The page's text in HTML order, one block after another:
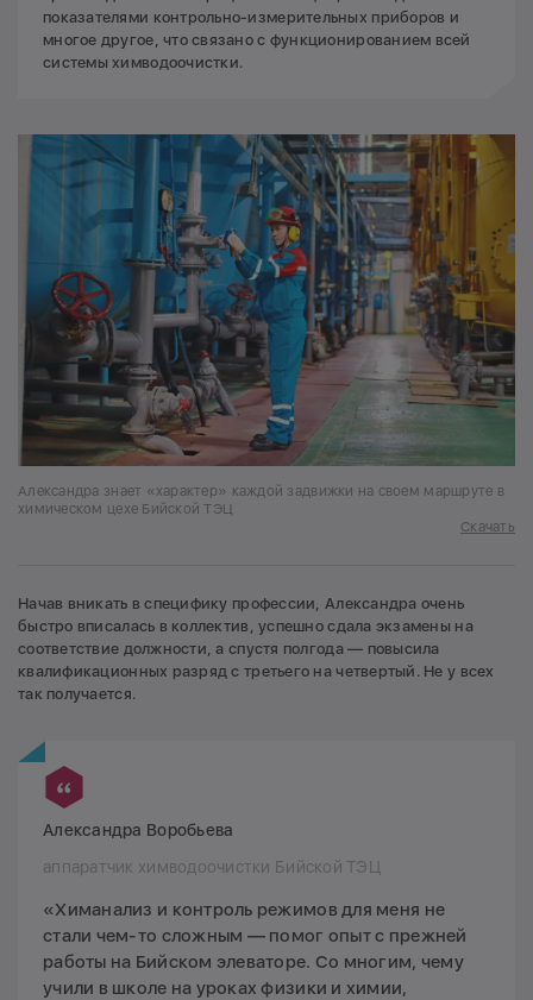
показателями контрольно-измерительных приборов и
многое другое, что связано с функционированием всей
системы химводоочистки.
Александра знает «характер» каждой задвижки на своем маршруте в
химическом цехе Бийской ТЭЦ
Скачать
Начав вникать в специфику профессии, Александра очень
быстро вписалась в коллектив, успешно сдала экзамены на
соответствие должности, а спустя полгода — повысила
квалификационных разряд с третьего на четвертый. Не у всех
так получается.
Александра Воробьева
аппаратчик химводоочистки Бийской ТЭЦ
«Химанализ и контроль режимов для меня не
стали чем-то сложным — помог опыт с прежней
работы на Бийском элеваторе. Со многим, чему
учили в школе на уроках физики и химии,